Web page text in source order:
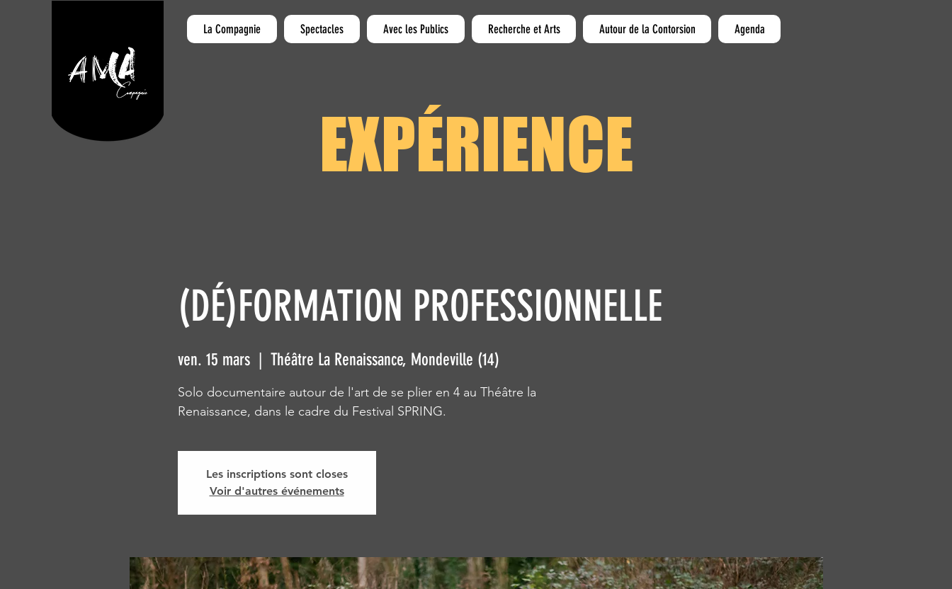
La Compagnie Spectacles Avec les Publics Recherche et Arts Autour de la Contorsion Agenda
EXPÉRIENCE
(DÉ)FORMATION PROFESSIONNELLE
ven. 15 mars
  |
Théâtre La Renaissance, Mondeville (14)
Solo documentaire autour de l'art de se plier en 4 au Théâtre la
Renaissance, dans le cadre du Festival SPRING.
Les inscriptions sont closes
Voir d'autres événements